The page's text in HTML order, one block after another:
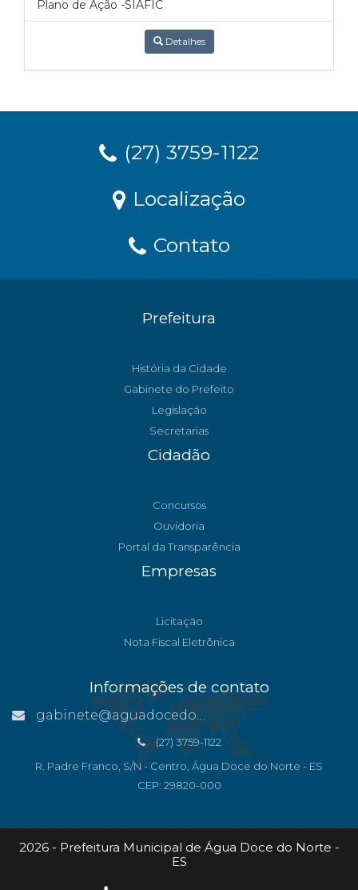
Plano de Ação -SIAFIC
Detalhes
(27) 3759-1122
Localização
Contato
Prefeitura
História da Cidade
Gabinete do Prefeito
Legislação
Secretarias
Cidadão
Concursos
Ouvidoria
Portal da Transparência
Empresas
Licitação
Nota Fiscal Eletrônica
Informações de contato
gabinete@aguadocedonorte.es.gov.br
(27) 3759-1122
R. Padre Franco, S/N - Centro, Água Doce do Norte - ES
CEP: 29820-000
2026 - Prefeitura Municipal de Água Doce do Norte -
ES